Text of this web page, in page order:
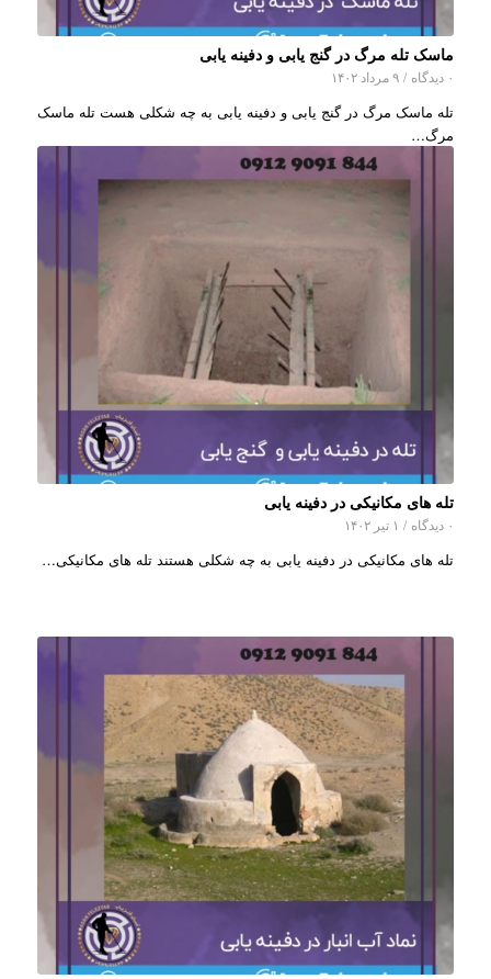
ماسک تله مرگ در گنج یابی و دفینه یابی
۰ دیدگاه / ۹ مرداد ۱۴۰۲
تله ماسک مرگ در گنج یابی و دفینه یابی به چه شکلی هست تله ماسک
مرگ…
تله های مکانیکی در دفینه یابی
۰ دیدگاه / ۱ تیر ۱۴۰۲
تله های مکانیکی در دفینه یابی به چه شکلی هستند تله های مکانیکی…